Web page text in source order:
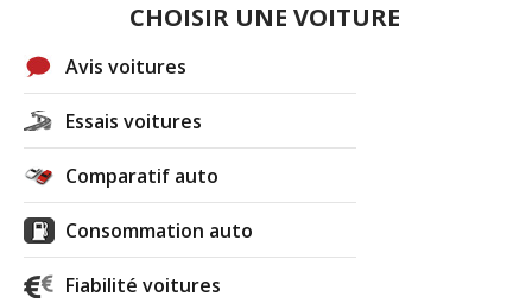
CHOISIR UNE VOITURE
Avis voitures
Essais voitures
Comparatif auto
Consommation auto
Fiabilité voitures